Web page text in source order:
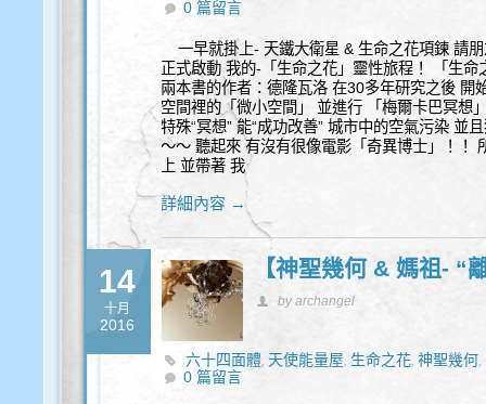
0 篇留言
一早就掛上- 天鐵大衛星 & 生命之花項鍊 請
正式啟動 我的-「生命之花」靈性旅程！ 「生
兩本書的作者：德隆瓦洛 在30多年研究之後 開
空間裡的「微小空間」 並進行 「梅爾卡巴冥想
特殊“冥想” 能“成功改善” 城市中的空氣污染 並
～～ 聽起來 有沒有很像電影「奇異博士」！！
上 並帶著 我
詳細內容 →
14
十月
2016
【神聖幾何 & 媽祖- “
by archangel
六十四面體, 天使能量屋, 生命之花,神聖幾何,
0 篇留言